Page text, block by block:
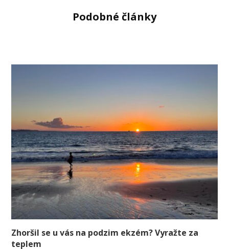
Podobné články
Zhoršil se u vás na podzim ekzém? Vyražte za
teplem